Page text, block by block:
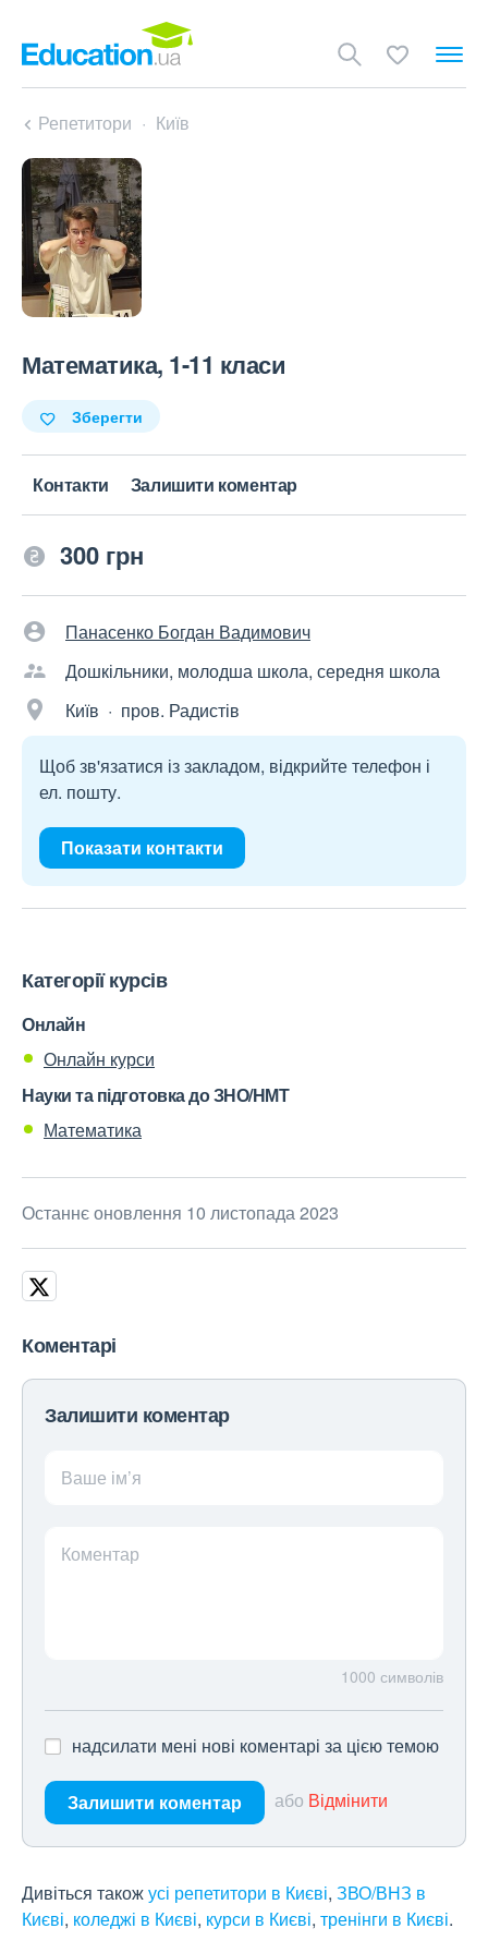
Репетитори Київ
Математика, 1-11 класи
Зберегти
Контакти Залишити коментар
300 грн
Панасенко Богдан Вадимович
Дошкільники, молодша школа, середня школа
Київ · пров. Радистів
Щоб зв'язатися із закладом, відкрийте телефон і
ел. пошту.
Показати контакти
Категорії курсів
Онлайн
Онлайн курси
Науки та підготовка до ЗНО/НМТ
Математика
Останнє оновлення 10 листопада 2023
Коментарі
Залишити коментар
Ваше ім’я
Коментар
1000 символів
надсилати мені нові коментарі за цією темою
Залишити коментар або Відмінити
Дивіться такожусі репетитори в Києві, ЗВО/ВНЗ в
Києві, коледжі в Києві, курси в Києві, тренінги в Києві.